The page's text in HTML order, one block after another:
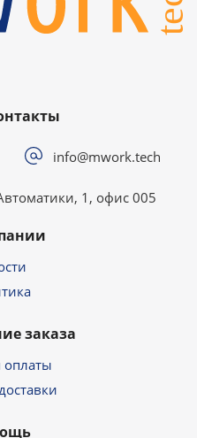
заказа
оплаты
info@mwork.tech
1, офис 005